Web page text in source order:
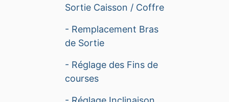
Sortie Caisson / Coffre
- Remplacement Bras
de Sortie
- Réglage des Fins de
courses